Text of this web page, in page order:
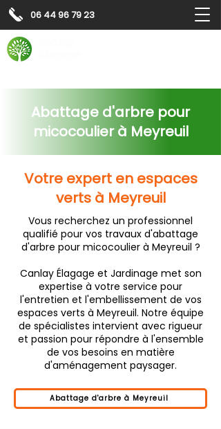
06 44 96 79 23
Abattage d'arbre pour
micocoulier à Meyreuil
Votre expert en espaces
verts à Meyreuil
Vous recherchez un professionnel
qualifié pour vos travaux d'abattage
d'arbre pour micocoulier à Meyreuil ?
Canlay Élagage et Jardinage met son
expertise à votre service pour
l'entretien et l'embellissement de vos
espaces verts à Meyreuil. Notre équipe
de spécialistes intervient avec rigueur
et passion pour répondre à l'ensemble
de vos besoins en matière
d'aménagement paysager.
Abattage d'arbre à Meyreuil